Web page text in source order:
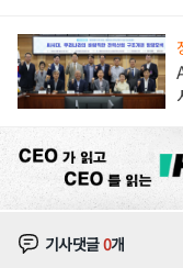
기사댓글0개